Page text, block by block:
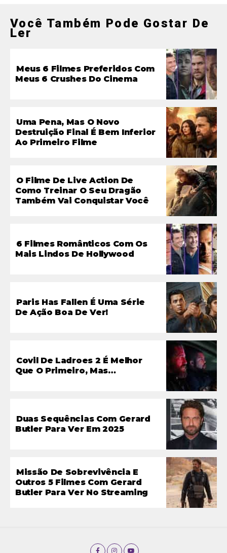
Você Também Pode Gostar De
Ler
Meus 6 Filmes Preferidos Com
Meus 6 Crushes Do Cinema
Uma Pena, Mas O Novo
Destruição Final É Bem Inferior
Ao Primeiro Filme
O Filme De Live Action De
Como Treinar O Seu Dragão
Também Vai Conquistar Você
6 Filmes Românticos Com Os
Mais Lindos De Hollywood
Paris Has Fallen É Uma Série
De Ação Boa De Ver!
Covil De Ladroes 2 É Melhor
Que O Primeiro, Mas…
Duas Sequências Com Gerard
Butler Para Ver Em 2025
Missão De Sobrevivência E
Outros 5 Filmes Com Gerard
Butler Para Ver No Streaming